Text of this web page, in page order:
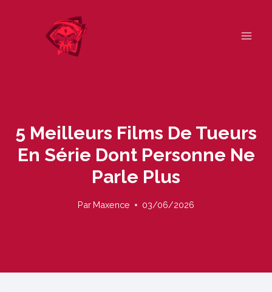
5 Meilleurs Films De Tueurs
En Série Dont Personne Ne
Parle Plus
Par Maxence 03/06/2026